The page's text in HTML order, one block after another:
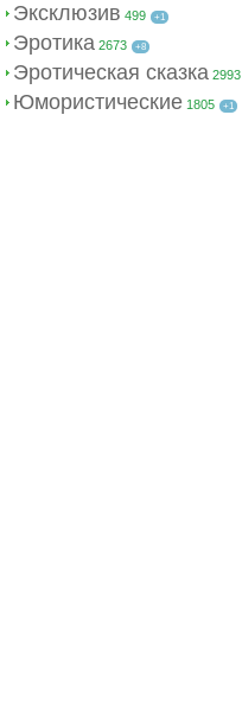
Эксклюзив 499 +1
Эротика 2673 +8
Эротическая сказка 2993
Юмористические 1805 +1